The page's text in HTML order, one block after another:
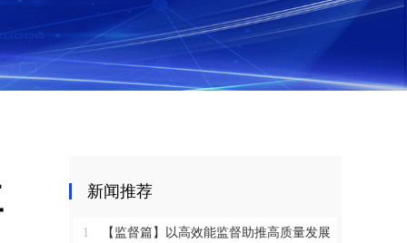
新闻推荐
1 【监督篇】以高效能监督助推高质量发展